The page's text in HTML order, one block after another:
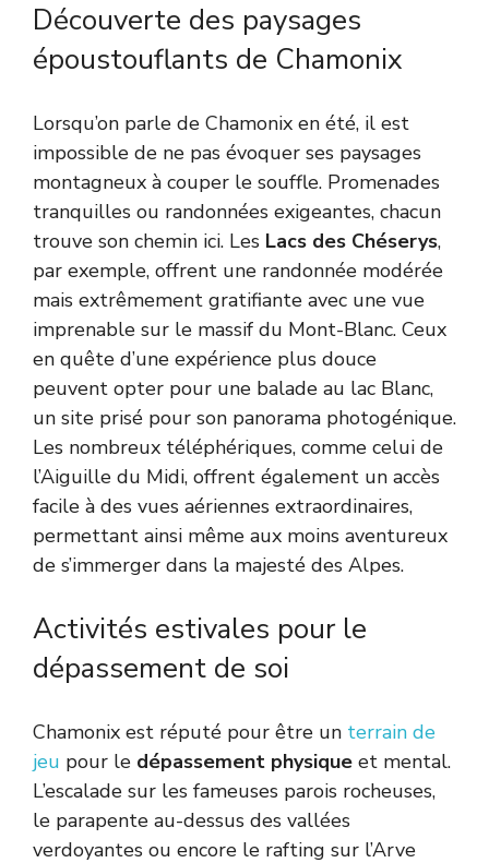
Découverte des paysages
époustouflants de Chamonix
Lorsqu’on parle de Chamonix en été, il est
impossible de ne pas évoquer ses paysages
montagneux à couper le souffle. Promenades
tranquilles ou randonnées exigeantes, chacun
trouve son chemin ici. Les Lacs des Chéserys,
par exemple, offrent une randonnée modérée
mais extrêmement gratifiante avec une vue
imprenable sur le massif du Mont-Blanc. Ceux
en quête d’une expérience plus douce
peuvent opter pour une balade au lac Blanc,
un site prisé pour son panorama photogénique.
Les nombreux téléphériques, comme celui de
l’Aiguille du Midi, offrent également un accès
facile à des vues aériennes extraordinaires,
permettant ainsi même aux moins aventureux
de s’immerger dans la majesté des Alpes.
Activités estivales pour le
dépassement de soi
Chamonix est réputé pour être un terrain de
jeu pour le dépassement physique et mental.
L’escalade sur les fameuses parois rocheuses,
le parapente au-dessus des vallées
verdoyantes ou encore le rafting sur l’Arve